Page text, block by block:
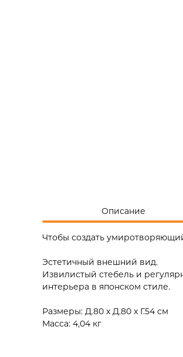
Описание
Чтобы создать
Эстетичный внешний вид.
Извилистый стебель и
интерьера в японском стиле.
Размеры: Д.80 x Д.80 x Г.54 см
Масса: 4,04 кг